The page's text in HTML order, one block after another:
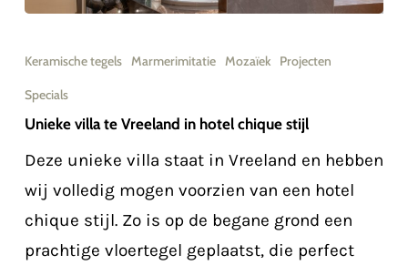
villa
te
Vreeland
Keramische tegels Marmerimitatie Mozaïek Projecten
Specials
Unieke villa te Vreeland in hotel chique stijl
Deze unieke villa staat in Vreeland en hebben
wij volledig mogen voorzien van een hotel
chique stijl. Zo is op de begane grond een
prachtige vloertegel geplaatst, die perfect